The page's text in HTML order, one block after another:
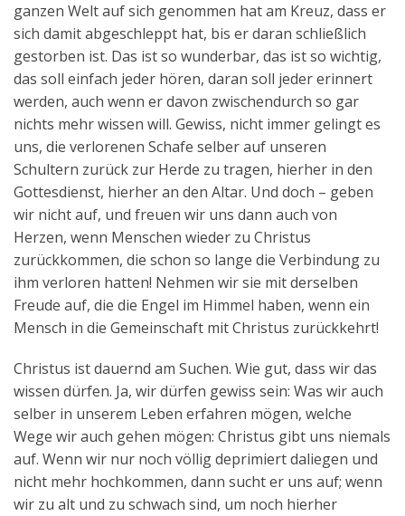
ganzen Welt auf sich genommen hat am Kreuz, dass er
sich damit abgeschleppt hat, bis er daran schließlich
gestorben ist. Das ist so wunderbar, das ist so wichtig,
das soll einfach jeder hören, daran soll jeder erinnert
werden, auch wenn er davon zwischendurch so gar
nichts mehr wissen will. Gewiss, nicht immer gelingt es
uns, die verlorenen Schafe selber auf unseren
Schultern zurück zur Herde zu tragen, hierher in den
Gottesdienst, hierher an den Altar. Und doch – geben
wir nicht auf, und freuen wir uns dann auch von
Herzen, wenn Menschen wieder zu Christus
zurückkommen, die schon so lange die Verbindung zu
ihm verloren hatten! Nehmen wir sie mit derselben
Freude auf, die die Engel im Himmel haben, wenn ein
Mensch in die Gemeinschaft mit Christus zurückkehrt!
Christus ist dauernd am Suchen. Wie gut, dass wir das
wissen dürfen. Ja, wir dürfen gewiss sein: Was wir auch
selber in unserem Leben erfahren mögen, welche
Wege wir auch gehen mögen: Christus gibt uns niemals
auf. Wenn wir nur noch völlig deprimiert daliegen und
nicht mehr hochkommen, dann sucht er uns auf; wenn
wir zu alt und zu schwach sind, um noch hierher